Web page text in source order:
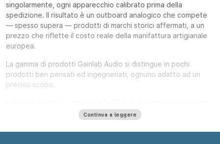
singolarmente, ogni apparecchio calibrato prima della
spedizione. Il risultato è un outboard analogico che compete
— spesso supera — prodotti di marchi storici affermati, a un
prezzo che riflette il costo reale della manifattura artigianale
europea.
La gamma di prodotti Gainlab Audio si distingue in pochi
prodotti ben pensati ed ingegneriati, ognuno adatto ad un
preciso scopo.
valvolare a dual-slope, ovvero con due distinte threshold che
versatile grazie anche ai suoi controlli di carattere delle
Continua a leggere